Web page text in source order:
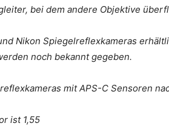
bei dem andere Objektive
Nikon Spiegelreflexkameras
noch bekannt gegeben.
mit APS-C Sensoren
ist 1,55